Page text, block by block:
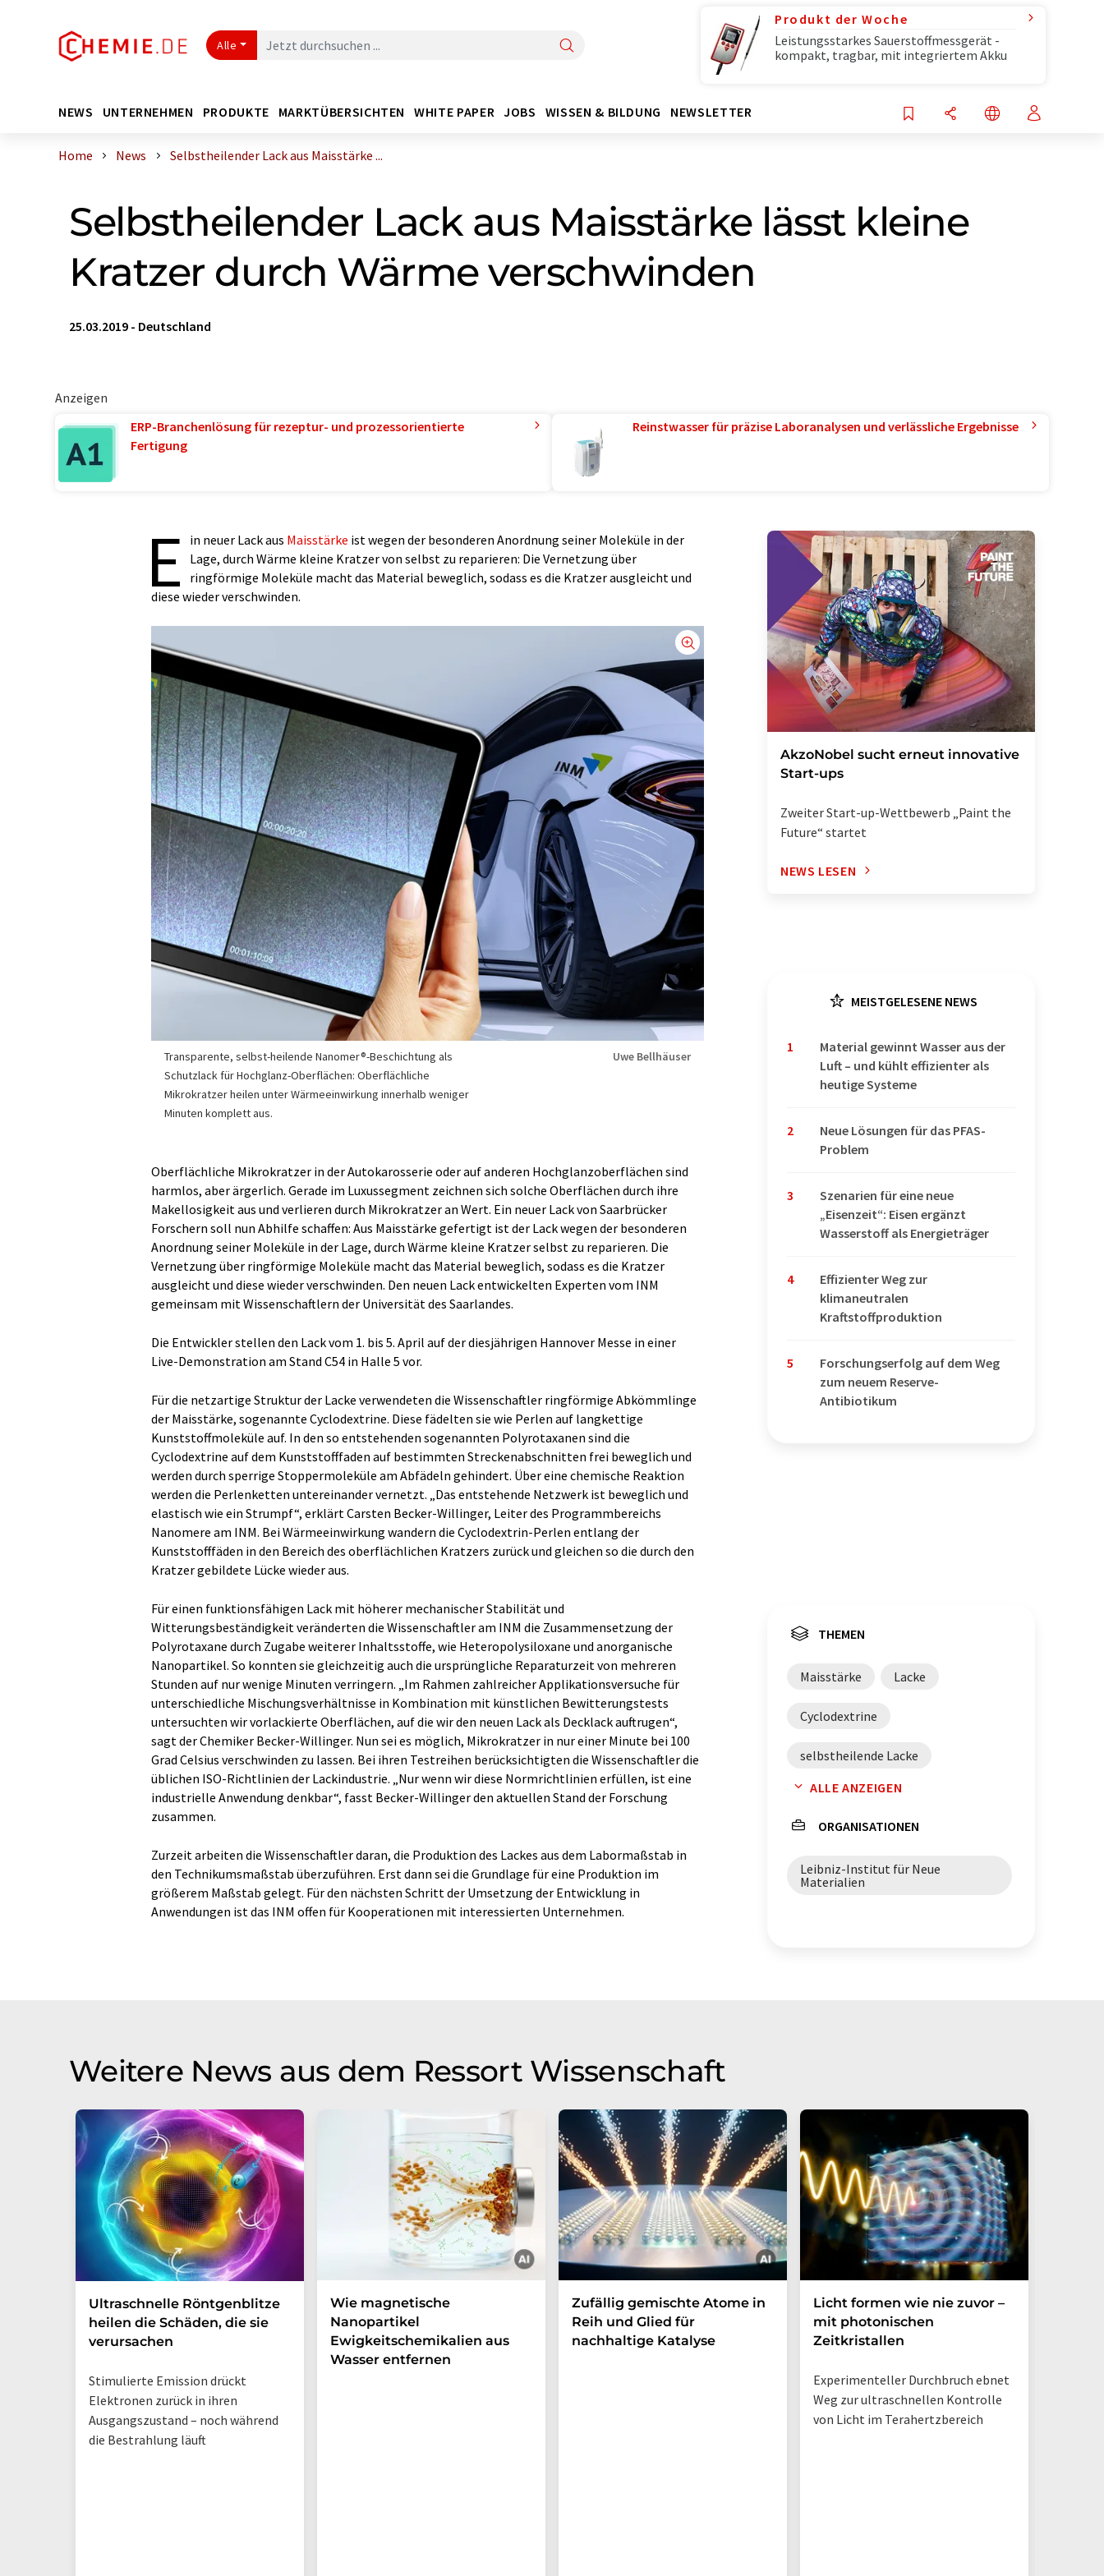
Alle
Produkt der Woche
Leistungsstarkes Sauerstoffmessgerät -
kompakt, tragbar, mit integriertem Akku
NEWS UNTERNEHMEN PRODUKTE MARKTÜBERSICHTEN WHITE PAPER JOBS WISSEN & BILDUNG NEWSLETTER
Home News Selbstheilender Lack aus Maisstärke ...
Selbstheilender Lack aus Maisstärke lässt kleine
Kratzer durch Wärme verschwinden
25.03.2019 - Deutschland
Anzeigen
ERP-Branchenlösung für rezeptur- und prozessorientierte
Fertigung
Reinstwasser für präzise Laboranalysen und verlässliche Ergebnisse
E in neuer Lack aus Maisstärke ist wegen der besonderen Anordnung seiner Moleküle in der
Lage, durch Wärme kleine Kratzer von selbst zu reparieren: Die Vernetzung über
ringförmige Moleküle macht das Material beweglich, sodass es die Kratzer ausgleicht und
diese wieder verschwinden.
Transparente, selbst-heilende Nanomer®-Beschichtung als
Schutzlack für Hochglanz-Oberflächen: Oberflächliche
Mikrokratzer heilen unter Wärmeeinwirkung innerhalb weniger
Minuten komplett aus.
Uwe Bellhäuser
Oberflächliche Mikrokratzer in der Autokarosserie oder auf anderen Hochglanzoberflächen sind
harmlos, aber ärgerlich. Gerade im Luxussegment zeichnen sich solche Oberflächen durch ihre
Makellosigkeit aus und verlieren durch Mikrokratzer an Wert. Ein neuer Lack von Saarbrücker
Forschern soll nun Abhilfe schaffen: Aus Maisstärke gefertigt ist der Lack wegen der besonderen
Anordnung seiner Moleküle in der Lage, durch Wärme kleine Kratzer selbst zu reparieren. Die
Vernetzung über ringförmige Moleküle macht das Material beweglich, sodass es die Kratzer
ausgleicht und diese wieder verschwinden. Den neuen Lack entwickelten Experten vom INM
gemeinsam mit Wissenschaftlern der Universität des Saarlandes.
Die Entwickler stellen den Lack vom 1. bis 5. April auf der diesjährigen Hannover Messe in einer
Live-Demonstration am Stand C54 in Halle 5 vor.
Für die netzartige Struktur der Lacke verwendeten die Wissenschaftler ringförmige Abkömmlinge
der Maisstärke, sogenannte Cyclodextrine. Diese fädelten sie wie Perlen auf langkettige
Kunststoffmoleküle auf. In den so entstehenden sogenannten Polyrotaxanen sind die
Cyclodextrine auf dem Kunststofffaden auf bestimmten Streckenabschnitten frei beweglich und
werden durch sperrige Stoppermoleküle am Abfädeln gehindert. Über eine chemische Reaktion
werden die Perlenketten untereinander vernetzt. „Das entstehende Netzwerk ist beweglich und
elastisch wie ein Strumpf“, erklärt Carsten Becker-Willinger, Leiter des Programmbereichs
Nanomere am INM. Bei Wärmeeinwirkung wandern die Cyclodextrin-Perlen entlang der
Kunststofffäden in den Bereich des oberflächlichen Kratzers zurück und gleichen so die durch den
Kratzer gebildete Lücke wieder aus.
Für einen funktionsfähigen Lack mit höherer mechanischer Stabilität und
Witterungsbeständigkeit veränderten die Wissenschaftler am INM die Zusammensetzung der
Polyrotaxane durch Zugabe weiterer Inhaltsstoffe, wie Heteropolysiloxane und anorganische
Nanopartikel. So konnten sie gleichzeitig auch die ursprüngliche Reparaturzeit von mehreren
Stunden auf nur wenige Minuten verringern. „Im Rahmen zahlreicher Applikationsversuche für
unterschiedliche Mischungsverhältnisse in Kombination mit künstlichen Bewitterungstests
untersuchten wir vorlackierte Oberflächen, auf die wir den neuen Lack als Decklack auftrugen“,
sagt der Chemiker Becker-Willinger. Nun sei es möglich, Mikrokratzer in nur einer Minute bei 100
Grad Celsius verschwinden zu lassen. Bei ihren Testreihen berücksichtigten die Wissenschaftler die
üblichen ISO-Richtlinien der Lackindustrie. „Nur wenn wir diese Normrichtlinien erfüllen, ist eine
industrielle Anwendung denkbar“, fasst Becker-Willinger den aktuellen Stand der Forschung
zusammen.
Zurzeit arbeiten die Wissenschaftler daran, die Produktion des Lackes aus dem Labormaßstab in
den Technikumsmaßstab überzuführen. Erst dann sei die Grundlage für eine Produktion im
größerem Maßstab gelegt. Für den nächsten Schritt der Umsetzung der Entwicklung in
Anwendungen ist das INM offen für Kooperationen mit interessierten Unternehmen.
AkzoNobel sucht erneut innovative
Start-ups
Zweiter Start-up-Wettbewerb „Paint the
Future“ startet
NEWS LESEN
MEISTGELESENE NEWS
1
Material gewinnt Wasser aus der
Luft – und kühlt effizienter als
heutige Systeme
2
Neue Lösungen für das PFAS-
Problem
3
Szenarien für eine neue
„Eisenzeit“: Eisen ergänzt
Wasserstoff als Energieträger
4
Effizienter Weg zur
klimaneutralen
Kraftstoffproduktion
5
Forschungserfolg auf dem Weg
zum neuem Reserve-
Antibiotikum
THEMEN
Maisstärke Lacke
Cyclodextrine
selbstheilende Lacke
selbstheilende Materialien
Coatings
ALLE ANZEIGEN
ORGANISATIONEN
Leibniz-Institut für Neue
Materialien
Weitere News aus dem Ressort Wissenschaft
Ultraschnelle Röntgenblitze
heilen die Schäden, die sie
verursachen
Stimulierte Emission drückt
Elektronen zurück in ihren
Ausgangszustand – noch während
die Bestrahlung läuft
Wie magnetische
Nanopartikel
Ewigkeitschemikalien aus
Wasser entfernen
Zufällig gemischte Atome in
Reih und Glied für
nachhaltige Katalyse
Licht formen wie nie zuvor –
mit photonischen
Zeitkristallen
Experimenteller Durchbruch ebnet
Weg zur ultraschnellen Kontrolle
von Licht im Terahertzbereich